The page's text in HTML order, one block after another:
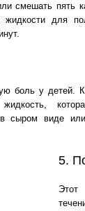
смешать пять
для
боль у детей.
сыром виде
5.